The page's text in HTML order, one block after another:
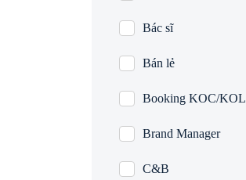
Bác sĩ
Bán lẻ
Booking KOC/KOL
Brand Manager
C&B